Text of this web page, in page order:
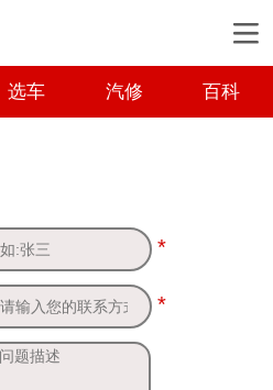
选车 汽修 百科
*
*